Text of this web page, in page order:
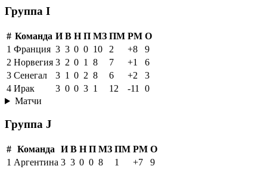
Группа I
# Команда И В Н П МЗ ПМ РМ О
1 Франция 3 3 0 0 10 2 +8
9
2 Норвегия 3 2 0 1 8 7 +1
6
3 Сенегал 3 1 0 2 8 6 +2
3
4 Ирак 3 0 0 3 1 12 -11
0
Матчи
Группа J
# Команда И В Н П МЗ ПМ РМ О
1 Аргентина 3 3 0 0 8 1 +7
9